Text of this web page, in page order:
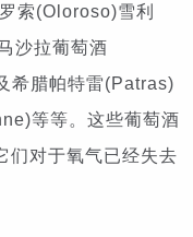
索(Oloroso)雪利
沙拉葡萄酒
希腊帕特雷(Patras)
等等。这些葡萄酒
们对于氧气已经失去